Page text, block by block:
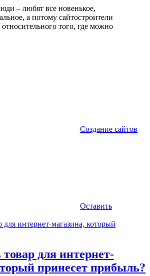
– любят все новенькое,
а потому сайтостроители
того, где можно
Создание сайтов
Оставить
для интернет-
принесет прибыль?